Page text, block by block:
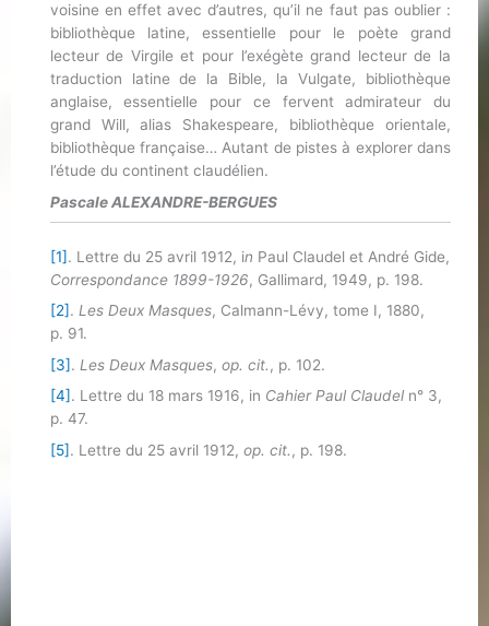
voisine en effet avec d’autres, qu’il ne faut pas oublier :
bibliothèque latine, essentielle pour le poète grand
lecteur de Virgile et pour l’exégète grand lecteur de la
traduction latine de la Bible, la Vulgate, bibliothèque
anglaise, essentielle pour ce fervent admirateur du
grand Will, alias Shakespeare, bibliothèque orientale,
bibliothèque française… Autant de pistes à explorer dans
l’étude du continent claudélien.
Pascale ALEXANDRE-BERGUES
[1]. Lettre du 25 avril 1912, in Paul Claudel et André Gide,
Correspondance 1899-1926, Gallimard, 1949, p. 198.
[2]. Les Deux Masques, Calmann-Lévy, tome I, 1880,
p. 91.
[3]. Les Deux Masques, op. cit. , p. 102.
[4]. Lettre du 18 mars 1916, in Cahier Paul Claudeln° 3,
p. 47.
[5]. Lettre du 25 avril 1912, op. cit. , p. 198.